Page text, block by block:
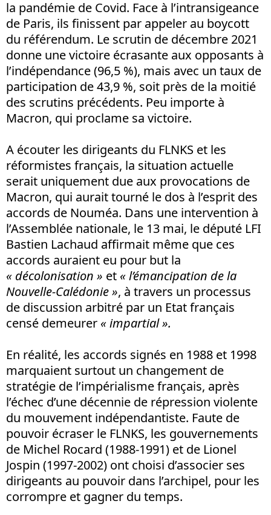
la pandémie de Covid. Face à l’intransigeance
de Paris, ils finissent par appeler au boycott
du référendum. Le scrutin de décembre 2021
donne une victoire écrasante aux opposants à
l’indépendance (96,5 %), mais avec un taux de
participation de 43,9 %, soit près de la moitié
des scrutins précédents. Peu importe à
Macron, qui proclame sa victoire.
A écouter les dirigeants du FLNKS et les
réformistes français, la situation actuelle
serait uniquement due aux provocations de
Macron, qui aurait tourné le dos à l’esprit des
accords de Nouméa. Dans une intervention à
l’Assemblée nationale, le 13 mai, le député LFI
Bastien Lachaud affirmait même que ces
accords auraient eu pour but la
« décolonisation » et « l’émancipation de la
Nouvelle-Calédonie », à travers un processus
de discussion arbitré par un Etat français
censé demeurer « impartial ».
En réalité, les accords signés en 1988 et 1998
marquaient surtout un changement de
stratégie de l’impérialisme français, après
l’échec d’une décennie de répression violente
du mouvement indépendantiste. Faute de
pouvoir écraser le FLNKS, les gouvernements
de Michel Rocard (1988-1991) et de Lionel
Jospin (1997-2002) ont choisi d’associer ses
dirigeants au pouvoir dans l’archipel, pour les
corrompre et gagner du temps.